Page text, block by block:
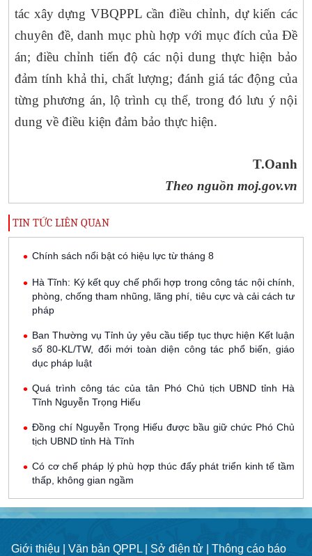
tác xây dựng VBQPPL cần điều chỉnh, dự kiến các
chuyên đề, danh mục phù hợp với mục đích của Đề
án; điều chỉnh tiến độ các nội dung thực hiện bảo
đảm tính khả thi, chất lượng; đánh giá tác động của
từng phương án, lộ trình cụ thể, trong đó lưu ý nội
dung về điều kiện đảm bảo thực hiện.
T.Oanh
Theo nguồn moj.gov.vn
TIN TỨC LIÊN QUAN
Chính sách nổi bật có hiệu lực từ tháng 8
Hà Tĩnh: Ký kết quy chế phối hợp trong công tác nội chính,
phòng, chống tham nhũng, lãng phí, tiêu cực và cải cách tư
pháp
Ban Thường vụ Tỉnh ủy yêu cầu tiếp tục thực hiện Kết luận
số 80-KL/TW, đổi mới toàn diện công tác phổ biến, giáo
dục pháp luật
Quá trình công tác của tân Phó Chủ tịch UBND tỉnh Hà
Tĩnh Nguyễn Trọng Hiếu
Đồng chí Nguyễn Trọng Hiếu được bầu giữ chức Phó Chủ
tịch UBND tỉnh Hà Tĩnh
Có cơ chế pháp lý phù hợp thúc đẩy phát triển kinh tế tầm
thấp, không gian ngầm
Giới thiệu | Văn bản QPPL | Sở điện tử | Thông cáo báo